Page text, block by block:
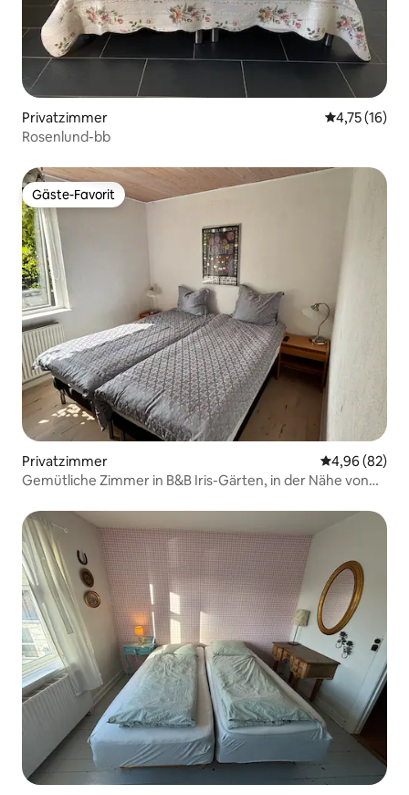
Privatzimmer
4,75 (16)
Rosenlund-bb
Gäste-Favorit
Gäste-Favorit
Privatzimmer
4,96 (82)
Gemütliche Zimmer in B&B Iris-Gärten, in der Nähe von